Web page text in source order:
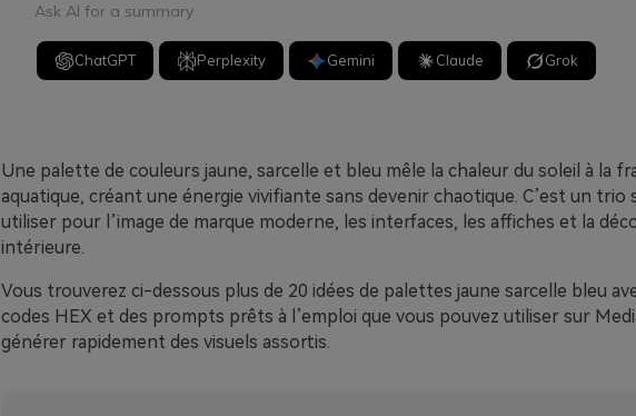
Ask AI for a summary
ChatGPT Perplexity Gemini Claude Grok
Une palette de couleurs jaune, sarcelle et bleu mêle la chaleur du soleil à la
aquatique, créant une énergie vivifiante sans devenir chaotique. C’est un trio
utiliser pour l’image de marque moderne, les interfaces, les affiches et la
intérieure.
Vous trouverez ci-dessous plus de 20 idées de palettes jaune sarcelle bleu
codes HEX et des prompts prêts à l’emploi que vous pouvez utiliser sur
générer rapidement des visuels assortis.